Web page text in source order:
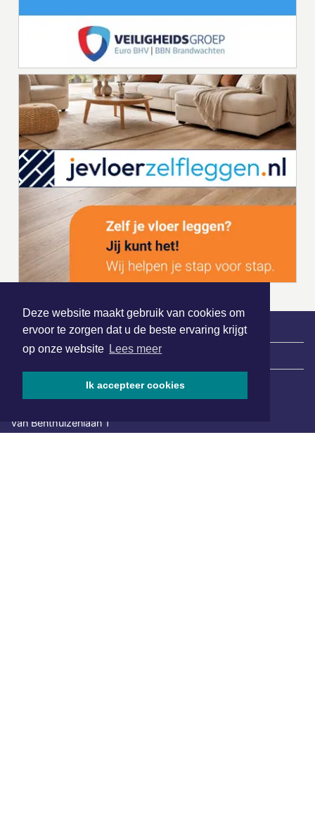
Deze website maakt gebruik van cookies om
ervoor te zorgen dat u de beste ervaring krijgt
op onze website Lees meer
Ik accepteer cookies
| Nieuws | Sport | Evenementen
van Benthuizenlaan 1